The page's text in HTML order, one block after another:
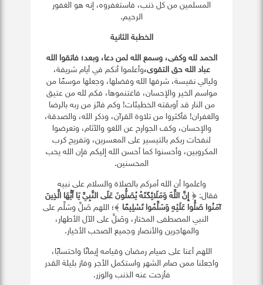
المسلمين من كل ذنب، فاستغفروه، إنه هو الغفور
الرحيم.
الخطبة الثانية
الحمد لله وكفى، وسمع الله لمن دعا، وبعد؛ فاتقوا الله
عباد الله حق التقوى،وأعلموا أنكم في أيام شريفة،
وليالي نفيسة، شرفها الله وفضلها، وجعلها موسمًا من
مواسم الخير والإحسان، فاغتنموها، فكم لله من عتيق
من النار قد أوبقته الخطيئات! وكم فائز من ربه بالرضا
والغفران! فأكثروا من تلاوة القرآن، وذكر الله، والصدقة،
والإحسان، وكف الجوارح عن اللغو والآثام، وتعرضوا
لنفحات ربكم بالتيسير على المعسرين، وتفريج كرب
المكروبين، وأحسنوا كما أحسن الله إليكم فإن الله يحب
المحسنين.
واعلموا أن الله أمركم بالصلاة والسلام على نبيه
فقال: ﴿ إِنَّ اللَّهَ وَمَلَائِكَتَهُ يُصَلُّونَ عَلَى النَّبِيِّ يَا أَيُّهَا الَّذِينَ
آمَنُوا صَلُّوا عَلَيْهِ وَسَلِّمُوا تَسْلِيمًا ﴾؛ اللهم صَلِّ وسَلِّم على
النبي المصطفى المختار، وصَلِّ على الآل الأطهار،
والمهاجرين والأنصار وجميع الصحب الأخيار.
اللهم أعنا على صيام رمضان وقيامه إيمانًا واحتسابًا،
واجعلنا ممن صام الشهر واستكمل الأجر وفاز بليلة القدر
فأزحت عنه الذنب والوزر.